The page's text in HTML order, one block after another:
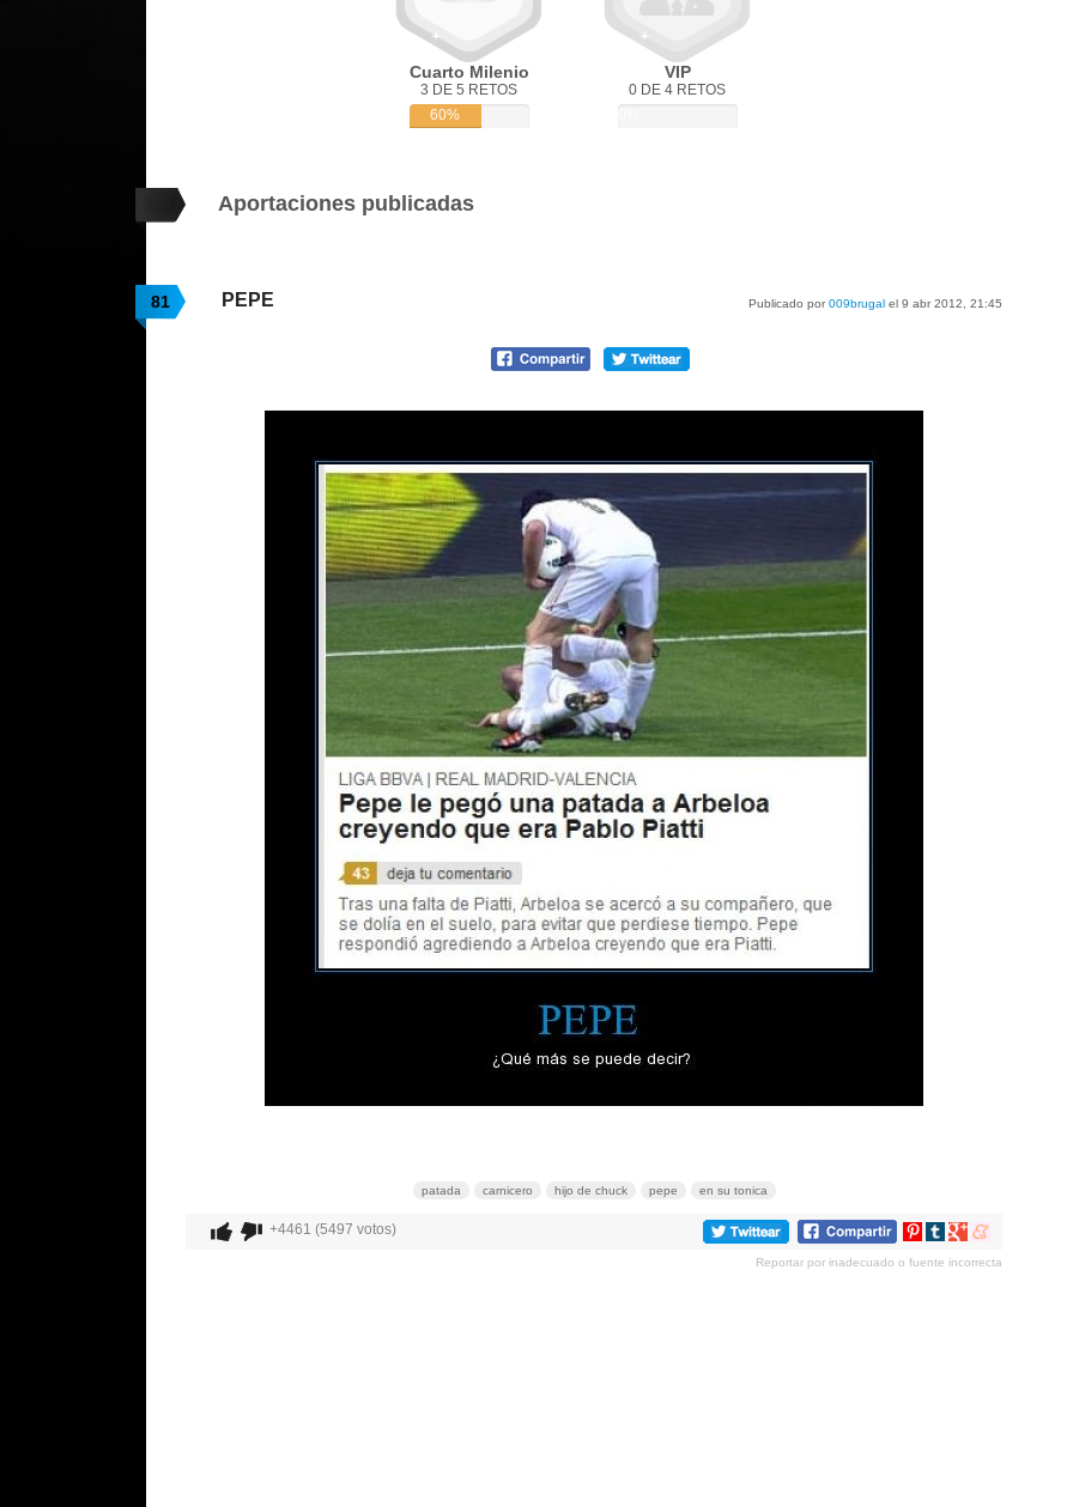
Cuarto Milenio
3 DE 5 RETOS
60%
VIP
0 DE 4 RETOS
Aportaciones publicadas
81 Publicado por009brugal el 9 abr 2012, 21:45
PEPE
patada carnicero hijo de chuck pepe en su tonica
+4461 (5497 votos)
Compartir
Pinterest
Compartir
tumblr
Compartir
Google+
Compartir
meneame
Reportar por inadecuado o fuente incorrecta